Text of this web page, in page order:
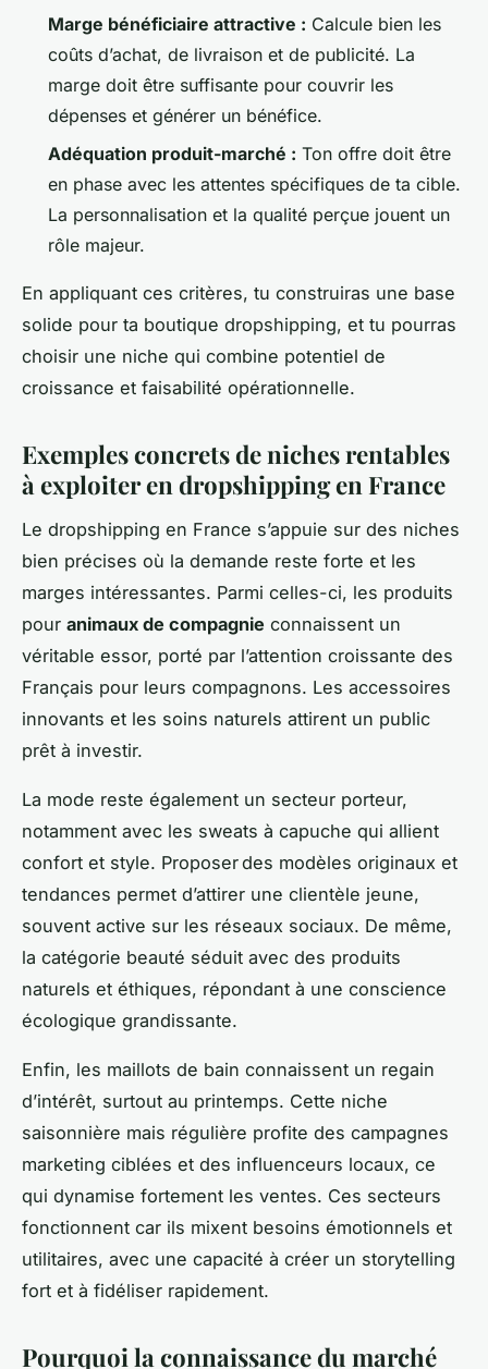
Marge bénéficiaire attractive : Calcule bien les
coûts d’achat, de livraison et de publicité. La
marge doit être suffisante pour couvrir les
dépenses et générer un bénéfice.
Adéquation produit-marché : Ton offre doit être
en phase avec les attentes spécifiques de ta cible.
La personnalisation et la qualité perçue jouent un
rôle majeur.
En appliquant ces critères, tu construiras une base
solide pour ta boutique dropshipping, et tu pourras
choisir une niche qui combine potentiel de
croissance et faisabilité opérationnelle.
Exemples concrets de niches rentables
à exploiter en dropshipping en France
Le dropshipping en France s’appuie sur des niches
bien précises où la demande reste forte et les
marges intéressantes. Parmi celles-ci, les produits
pour animaux de compagnie connaissent un
véritable essor, porté par l’attention croissante des
Français pour leurs compagnons. Les accessoires
innovants et les soins naturels attirent un public
prêt à investir.
La mode reste également un secteur porteur,
notamment avec les sweats à capuche qui allient
confort et style. Proposer des modèles originaux et
tendances permet d’attirer une clientèle jeune,
souvent active sur les réseaux sociaux. De même,
la catégorie beauté séduit avec des produits
naturels et éthiques, répondant à une conscience
écologique grandissante.
Enfin, les maillots de bain connaissent un regain
d’intérêt, surtout au printemps. Cette niche
saisonnière mais régulière profite des campagnes
marketing ciblées et des influenceurs locaux, ce
qui dynamise fortement les ventes. Ces secteurs
fonctionnent car ils mixent besoins émotionnels et
utilitaires, avec une capacité à créer un storytelling
fort et à fidéliser rapidement.
Pourquoi la connaissance du marché